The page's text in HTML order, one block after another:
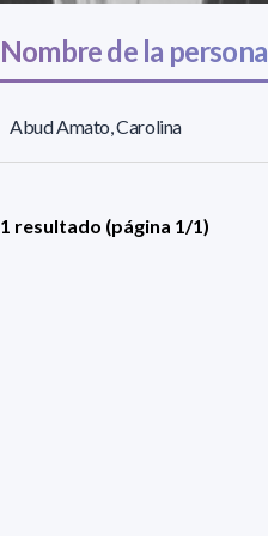
Nombre de la persona
Abud Amato, Carolina
1 resultado (página 1/1)